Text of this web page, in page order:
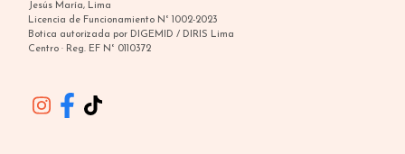
Jesús María, Lima
Licencia de Funcionamiento N° 1002-2023
Botica autorizada por DIGEMID / DIRIS Lima
Centro · Reg. EF N° 0110372